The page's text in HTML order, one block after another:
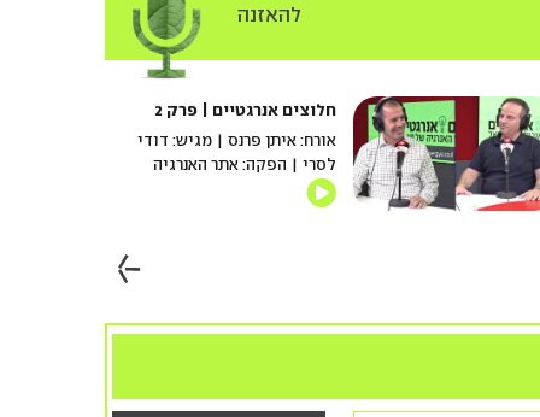
להאזנה
חלוצים אנרגטיים | פרק 2
אורח: איתן פרנס | מגיש: דודי
לסרי | הפקה: אתר האנרגיה